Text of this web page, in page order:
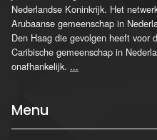
Nederlandse Koninkrijk. Het
Arubaanse gemeenschap in
Den Haag die gevolgen heeft voor
Caribische gemeenschap in
onafhankelijk. ...
Menu